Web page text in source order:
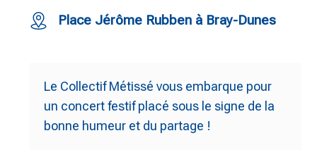
Place Jérôme Rubben à Bray-Dunes
Le Collectif Métissé vous embarque pour
un concert festif placé sous le signe de la
bonne humeur et du partage !